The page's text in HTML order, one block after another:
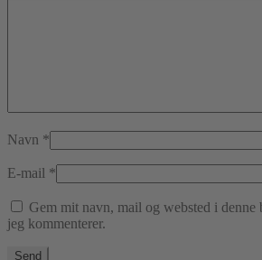
Navn *
E-mail *
Gem mit navn, mail og websted i
jeg kommenterer.